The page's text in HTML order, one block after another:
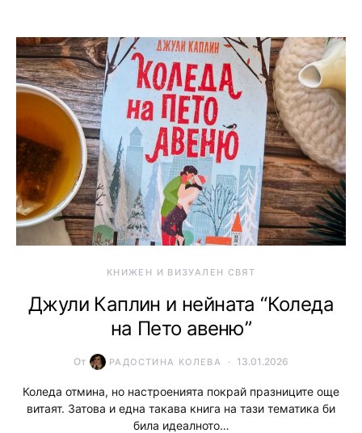
КНИЖЕН И ВИЗУАЛЕН СВЯТ
Джули Каплин и нейната “Коледа
на Пето авеню”
От РАДОСТИНА КОЛЕВА 13.01.2026
Коледа отмина, но настроенията покрай празниците още
витаят. Затова и една такава книга на тази тематика би
била идеалното…